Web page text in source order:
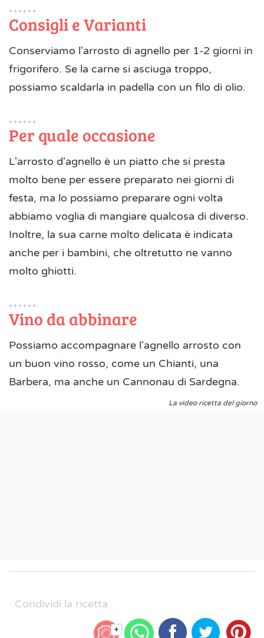
Consigli e Varianti
Conserviamo l'arrosto di agnello per 1-2 giorni in
frigorifero. Se la carne si asciuga troppo,
possiamo scaldarla in padella con un filo di olio.
Per quale occasione
L'arrosto d'agnello è un piatto che si presta
molto bene per essere preparato nei giorni di
festa, ma lo possiamo preparare ogni volta
abbiamo voglia di mangiare qualcosa di diverso.
Inoltre, la sua carne molto delicata è indicata
anche per i bambini, che oltretutto ne vanno
molto ghiotti.
Vino da abbinare
Possiamo accompagnare l'agnello arrosto con
un buon vino rosso, come un Chianti, una
Barbera, ma anche un Cannonau di Sardegna.
La video ricetta del giorno
Condividi la ricetta
+